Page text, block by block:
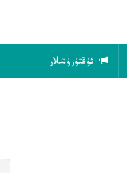
ئۇقتۇرۇشلار